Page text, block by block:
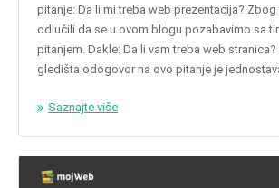
pitanje: Da li mi treba web prezentacija?
odlučili da se u ovom blogu pozabavimo sa
pitanjem. Dakle: Da li vam treba web
gledišta odogovor na ovo pitanje je
Saznajte više